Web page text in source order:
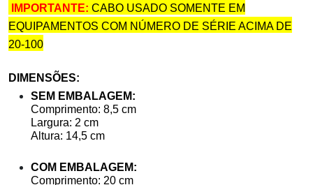
IMPORTANTE: CABO USADO SOMENTE EM
EQUIPAMENTOS COM NÚMERO DE SÉRIE ACIMA DE
20-100
DIMENSÕES:
SEM EMBALAGEM:
Comprimento: 8,5 cm
Largura: 2 cm
Altura: 14,5 cm
COM EMBALAGEM:
Comprimento: 20 cm